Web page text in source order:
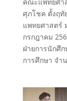
ศุภโชค ตั้งฤ
แพทยศาสตร์
กรกฎาคม
ฝ่ายการนักศึ
การศึกษา จำ